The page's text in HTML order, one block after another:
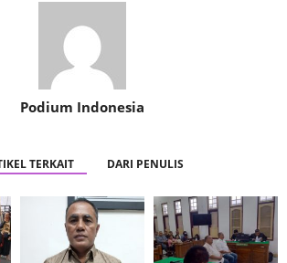
Podium Indonesia
TERKAIT DARI PENULIS